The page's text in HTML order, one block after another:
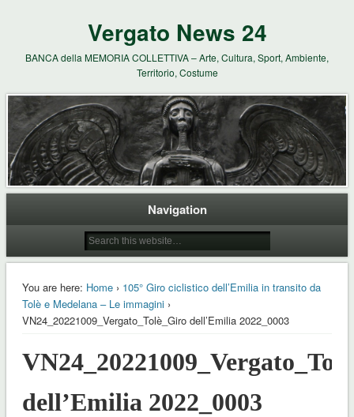
Vergato News 24
BANCA della MEMORIA COLLETTIVA – Arte, Cultura, Sport, Ambiente,
Territorio, Costume
Navigation
You are here: Home› 105° Giro ciclistico dell’Emilia in transito da
Tolè e Medelana – Le immagini›
VN24_20221009_Vergato_Tolè_Giro dell’Emilia 2022_0003
dell’Emilia 2022_0003